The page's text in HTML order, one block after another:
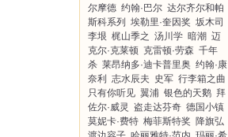
尔摩德 约翰·巴尔 达尔齐尔和帕
斯科系列
埃勒里·奎因奖 坂木司
李垠 梶山季之 汤川学 暗潮 迈
克尔·克莱顿 克雷顿·劳森 千年
杀 莱昂纳多·迪卡普里奥 约翰·康
奈利
志水辰夫 史军 行李箱之曲
只有你听见 翼浦 银色的天鹅 拜
佐尔·威灵 盗走达芬奇 德国小镇
莫妮卡·费特 梅菲斯特奖 降旗弘